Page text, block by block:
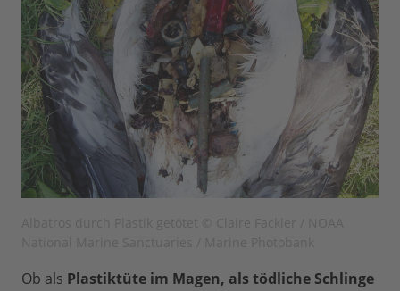
Ob als Plastiktüte im Magen, als tödliche Schlinge